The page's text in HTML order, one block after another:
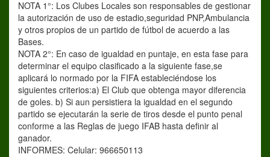
NOTA 1°: Los Clubes Locales son responsables de gestionar
la autorización de uso de estadio,seguridad PNP,Ambulancia
y otros propios de un partido de fútbol de acuerdo a las
Bases.
NOTA 2°: En caso de igualdad en puntaje, en esta fase para
determinar el equipo clasificado a la siguiente fase,se
aplicará lo normado por la FIFA estableciéndose los
siguientes criterios:a) El Club que obtenga mayor diferencia
de goles. b) Si aun persistiera la igualdad en el segundo
partido se ejecutarán la serie de tiros desde el punto penal
conforme a las Reglas de juego IFAB hasta definir al
ganador.
INFORMES: Celular: 966650113